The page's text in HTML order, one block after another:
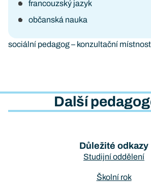
francouzský jazyk
občanská nauka
sociální pedagog – konzultační
Další
Důležité odkazy
Studijní oddělení
Školní rok